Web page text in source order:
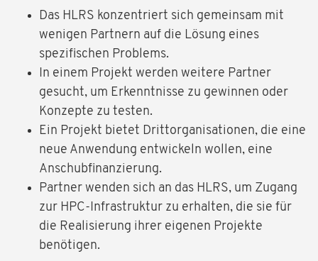
Das HLRS konzentriert sich gemeinsam mit
wenigen Partnern auf die Lösung eines
spezifischen Problems.
In einem Projekt werden weitere Partner
gesucht, um Erkenntnisse zu gewinnen oder
Konzepte zu testen.
Ein Projekt bietet Drittorganisationen, die eine
neue Anwendung entwickeln wollen, eine
Anschubfinanzierung.
Partner wenden sich an das HLRS, um Zugang
zur HPC-Infrastruktur zu erhalten, die sie für
die Realisierung ihrer eigenen Projekte
benötigen.